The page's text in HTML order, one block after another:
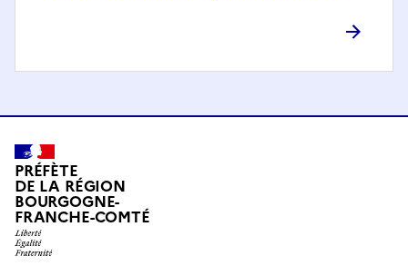
PRÉFÈTE
DE LA RÉGION
BOURGOGNE-
FRANCHE-COMTÉ